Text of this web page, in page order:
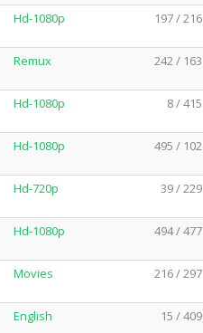
Hd-1080p 197 / 216
Remux 242 / 163
Hd-1080p 8 / 415
Hd-1080p 495 / 102
Hd-720p 39 / 229
Hd-1080p 494 / 477
Movies 216 / 297
English 15 / 409